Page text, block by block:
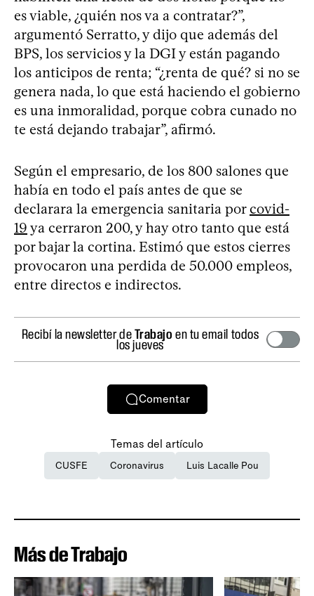
es viable, ¿quién nos va a contratar?”,
argumentó Serratto, y dijo que además del
BPS, los servicios y la DGI y están pagando
los anticipos de renta; “¿renta de qué? si no se
genera nada, lo que está haciendo el gobierno
es una inmoralidad, porque cobra cunado no
te está dejando trabajar”, afirmó.
Según el empresario, de los 800 salones que
había en todo el país antes de que se
declarara la emergencia sanitaria porcovid-
19 ya cerraron 200, y hay otro tanto que está
por bajar la cortina. Estimó que estos cierres
provocaron una perdida de 50.000 empleos,
entre directos e indirectos.
Recibí la newsletter deTrabajo en tu email todos
los jueves
Comentar
Temas del artículo
CUSFE Coronavirus Luis Lacalle Pou
Más de Trabajo